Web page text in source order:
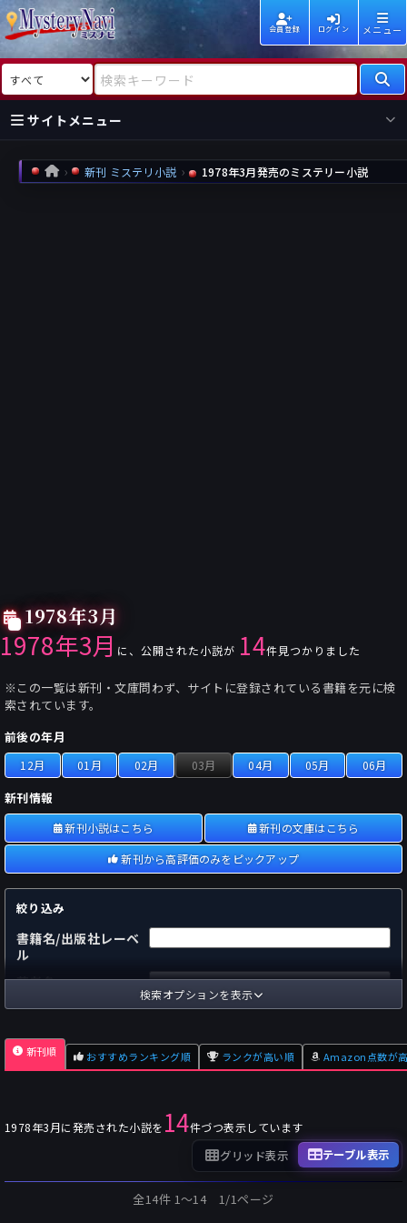
会員登録 ログイン メニュー
検索対象 検索キーワード
サイトメニュー
国内
作家
海外
作家
新着
レビュー
新刊
情報
HOME 新刊 ミステリ小説 1978年3月発売のミステリー小説
1978年3月
1978年3月 に、公開された小説が 14件見つかりました
※この一覧は新刊・文庫問わず、サイトに登録されている書籍を元に検
索されています。
前後の年月
12月 01月 02月 03月 04月 05月 06月
新刊情報
新刊小説はこちら
新刊の文庫はこちら
新刊から高評価のみをピックアップ
絞り込み
書籍名/出版社レーベ
ル
著者名
国内
海外
出版社
フォーマット
単行本
～
Pt
～
Pt
～
検索オプションを表示
新刊順 おすすめランキング順 ランクが高い順 Amazon点数が
1978年3月に発売された小説を 14件づつ表示しています
グリッド表示 テーブル表示
全14件 1〜14 1/1ページ